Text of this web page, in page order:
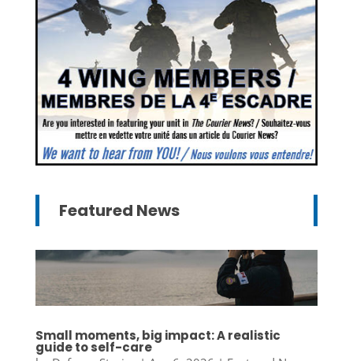
Featured News
Small moments, big impact: A realistic
guide to self-care